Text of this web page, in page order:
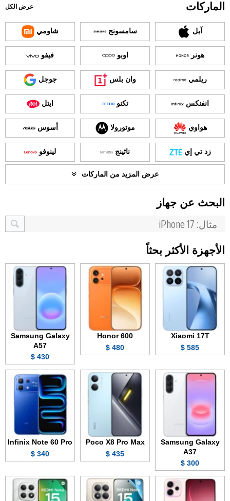
الماركات عرض الكل
آبل سامسونج شاومي
هونر اوبو فيفو
ريلمي وان بلس جوجل
انفنكس تكنو ايتل
هواوي موتورولا أسوس
زد تي إي ناثينج لينوفو
عرض المزيد من الماركات
البحث عن جهاز
الأجهزة الأكثر بحثاً
Xiaomi 17T
585 $
Honor 600
480 $
Samsung Galaxy
A57
430 $
Samsung Galaxy
A37
300 $
Poco X8 Pro Max
435 $
Infinix Note 60 Pro
340 $